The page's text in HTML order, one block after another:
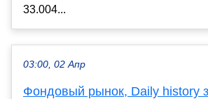
33.004...
03:00, 02 Апр
Фондовый рынок, Daily history